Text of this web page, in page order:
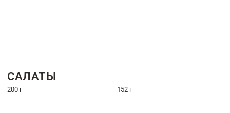
САЛАТЫ
200 г 152 г